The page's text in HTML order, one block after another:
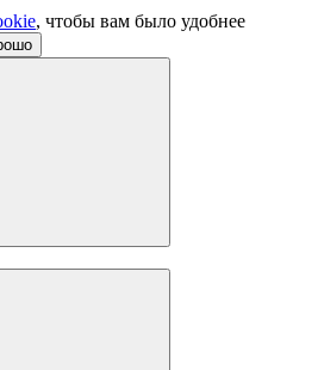
, чтобы вам было удобнее